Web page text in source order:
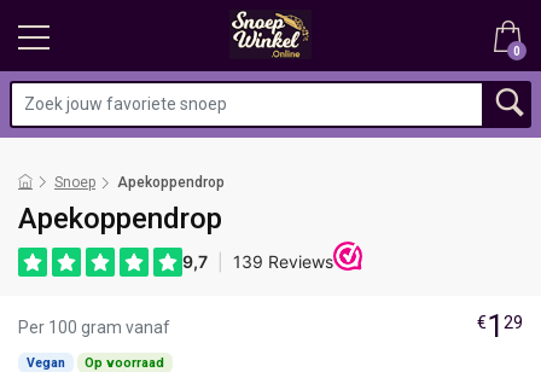
0
Snoep Apekoppendrop
Apekoppendrop
Per 100 gram vanaf €1 29
Vegan Op voorraad